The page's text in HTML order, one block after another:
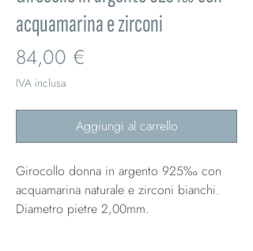
acquamarina e zirconi
84,00 €
IVA inclusa
Aggiungi al carrello
Girocollo donna in argento 925‰ con
acquamarina naturale e zirconi bianchi.
Diametro pietre 2,00mm.